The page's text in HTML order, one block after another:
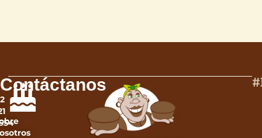
Contáctanos